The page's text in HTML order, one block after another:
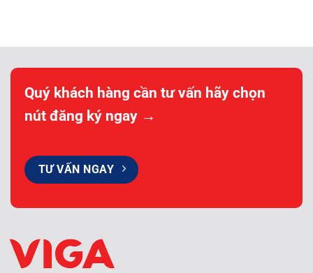
Quý khách hàng cần tư vấn hãy chọn
nút đăng ký ngay →
TƯ VẤN NGAY